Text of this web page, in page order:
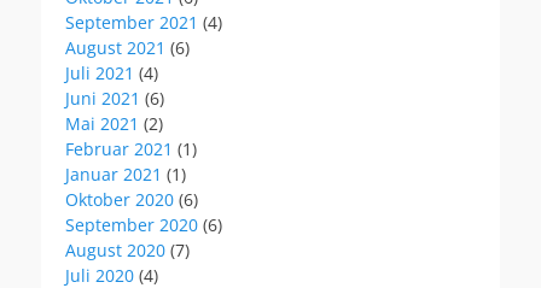
September 2021 (4)
August 2021 (6)
Juli 2021 (4)
Juni 2021 (6)
Mai 2021 (2)
Februar 2021 (1)
Januar 2021 (1)
Oktober 2020 (6)
September 2020 (6)
August 2020 (7)
Juli 2020 (4)